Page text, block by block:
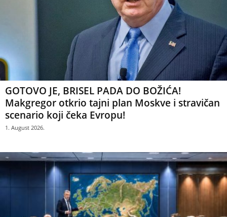
GOTOVO JE, BRISEL PADA DO BOŽIĆA!
Makgregor otkrio tajni plan Moskve i stravičan
scenario koji čeka Evropu!
1. August 2026.